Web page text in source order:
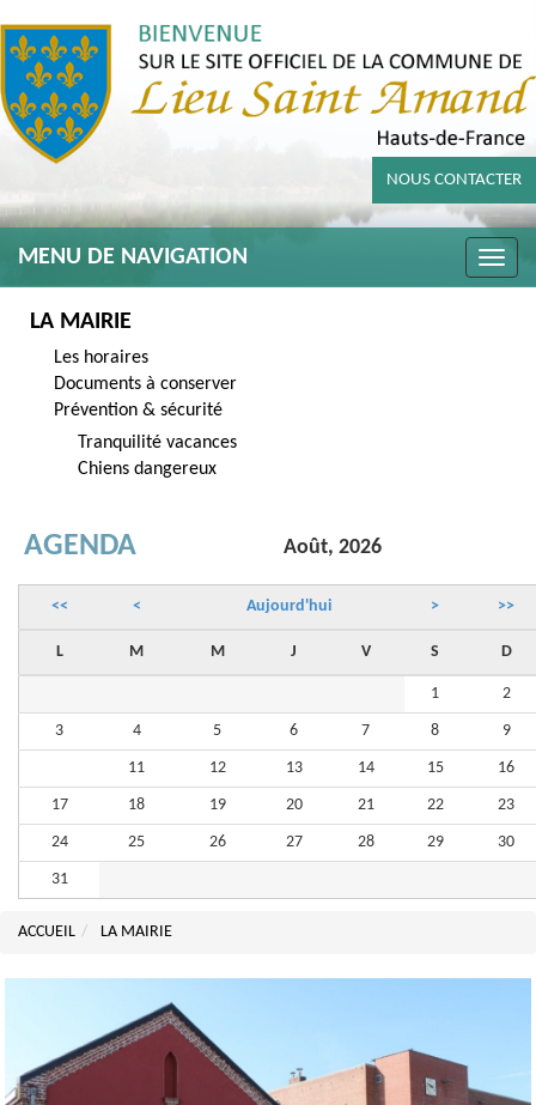
NOUS CONTACTER
Toggle
MENU DE NAVIGATION
LA MAIRIE
Les horaires
Documents à conserver
Prévention & sécurité
Tranquilité vacances
Chiens dangereux
AGENDA Août, 2026
<< < Aujourd'hui > >>
L M M J V S D
1 2
3 4 5 6 7 8 9
11 12 13 14 15 16
17 18 19 20 21 22 23
24 25 26 27 28 29 30
31
ACCUEIL LA MAIRIE